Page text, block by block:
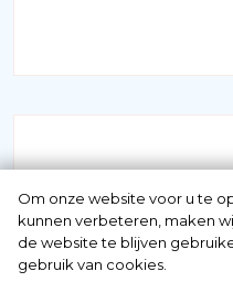
Om onze website voor u te
kunnen verbeteren, maken
de website te blijven
gebruik van cookies.